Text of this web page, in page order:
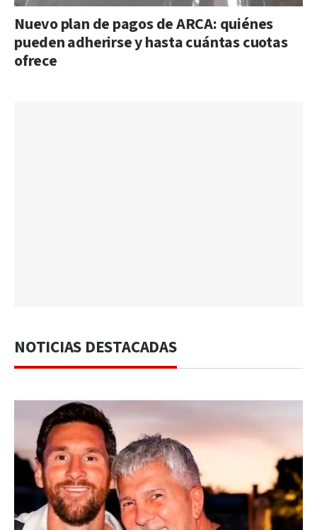
Nuevo plan de pagos de ARCA: quiénes
pueden adherirse y hasta cuántas cuotas
ofrece
NOTICIAS DESTACADAS